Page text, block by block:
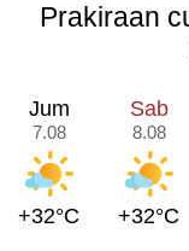
Prakiraan
Jum
7.08
+32°C
Sab
8.08
+32°C